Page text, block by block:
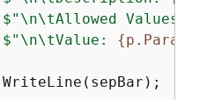
$"\n\tAllowed Values:
$"\n\tValue: {